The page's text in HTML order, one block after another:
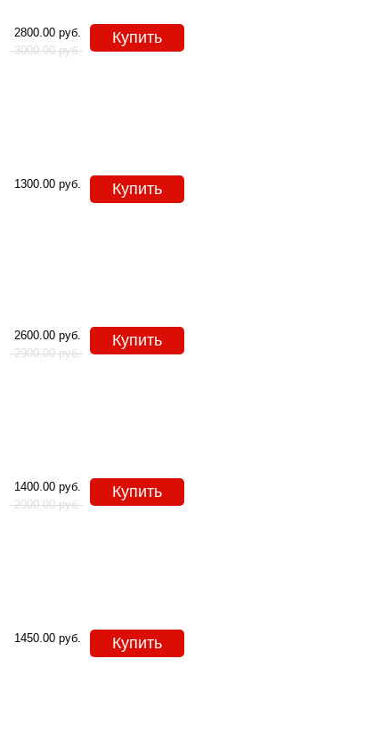
2800.00 руб.
3000.00 руб.
Купить
1300.00 руб. Купить
2600.00 руб.
2900.00 руб.
Купить
1400.00 руб.
2000.00 руб.
Купить
1450.00 руб. Купить